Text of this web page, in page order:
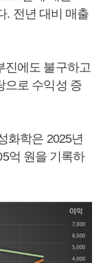
. 전년 대비 매출
진에도 불구하고
으로 수익성 증
화학은 2025년
억 원을 기록하